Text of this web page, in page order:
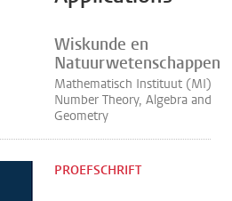
Wiskunde en
Natuurwetenschappen
Mathematisch Instituut (MI)
Number Theory, Algebra and
Geometry
PROEFSCHRIFT